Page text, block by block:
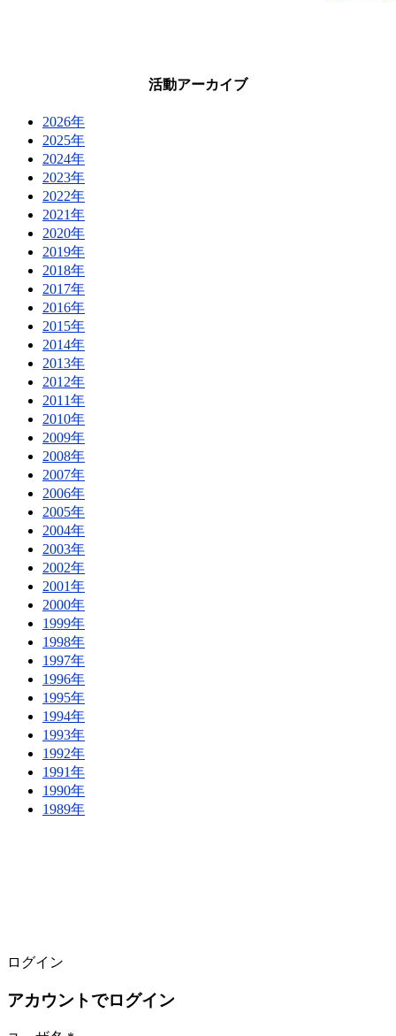
活動アーカイブ
2026年
2025年
2024年
2023年
2022年
2021年
2020年
2019年
2018年
2017年
2016年
2015年
2014年
2013年
2012年
2011年
2010年
2009年
2008年
2007年
2006年
2005年
2004年
2003年
2002年
2001年
2000年
1999年
1998年
1997年
1996年
1995年
1994年
1993年
1992年
1991年
1990年
1989年
ログイン
アカウントでログイン